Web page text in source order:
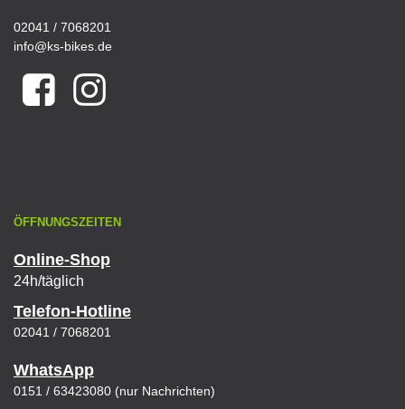
02041 / 7068201
info@ks-bikes.de
ÖFFNUNGSZEITEN
Online-Shop
24h/täglich
Telefon-Hotline
02041 / 7068201
WhatsApp
0151 / 63423080 (nur Nachrichten)